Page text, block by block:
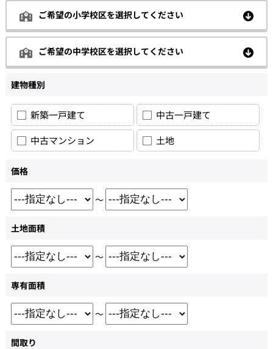
ご希望の小学校区を選択してください
ご希望の中学校区を選択してください
建物種別
新築一戸建て
中古一戸建て
中古マンション
土地
価格
～
土地面積
～
専有面積
～
間取り